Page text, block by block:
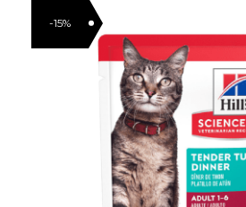
-15%